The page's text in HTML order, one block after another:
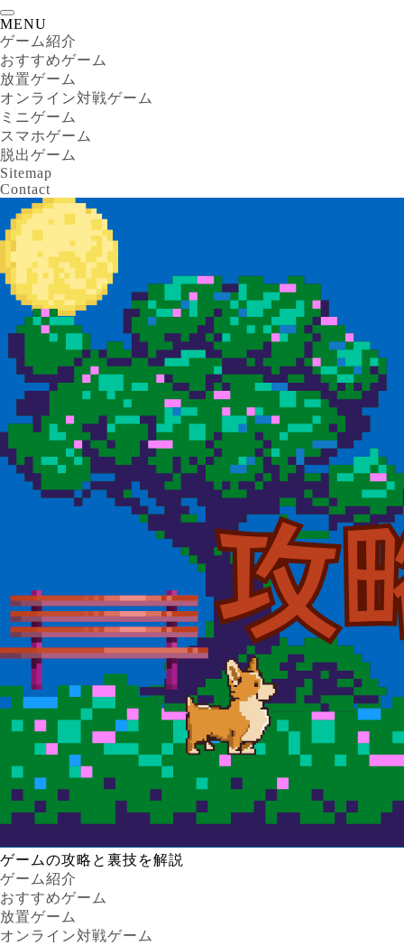
MENU
ゲーム紹介
おすすめゲーム
放置ゲーム
オンライン対戦ゲーム
ミニゲーム
スマホゲーム
脱出ゲーム
Sitemap
Contact
ゲームの攻略と裏技を解説
ゲーム紹介
おすすめゲーム
放置ゲーム
オンライン対戦ゲーム